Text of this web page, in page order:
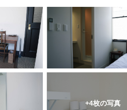
+4枚の写真